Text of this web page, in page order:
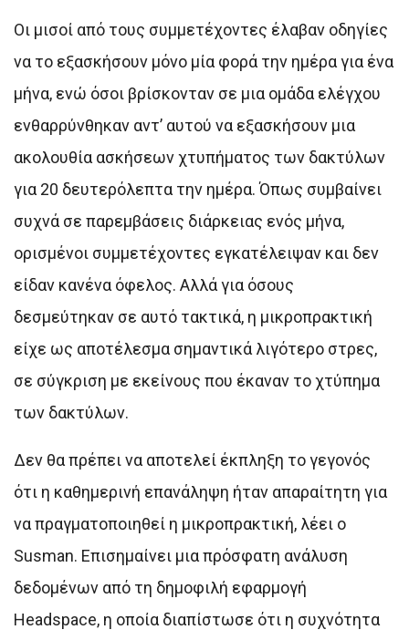
Οι μισοί από τους συμμετέχοντες έλαβαν οδηγίες
να το εξασκήσουν μόνο μία φορά την ημέρα για ένα
μήνα, ενώ όσοι βρίσκονταν σε μια ομάδα ελέγχου
ενθαρρύνθηκαν αντ’ αυτού να εξασκήσουν μια
ακολουθία ασκήσεων χτυπήματος των δακτύλων
για 20 δευτερόλεπτα την ημέρα. Όπως συμβαίνει
συχνά σε παρεμβάσεις διάρκειας ενός μήνα,
ορισμένοι συμμετέχοντες εγκατέλειψαν και δεν
είδαν κανένα όφελος. Αλλά για όσους
δεσμεύτηκαν σε αυτό τακτικά, η μικροπρακτική
είχε ως αποτέλεσμα σημαντικά λιγότερο στρες,
σε σύγκριση με εκείνους που έκαναν το χτύπημα
των δακτύλων.
Δεν θα πρέπει να αποτελεί έκπληξη το γεγονός
ότι η καθημερινή επανάληψη ήταν απαραίτητη για
να πραγματοποιηθεί η μικροπρακτική, λέει ο
Susman. Επισημαίνει μια πρόσφατη ανάλυση
δεδομένων από τη δημοφιλή εφαρμογή
Headspace, η οποία διαπίστωσε ότι η συχνότητα